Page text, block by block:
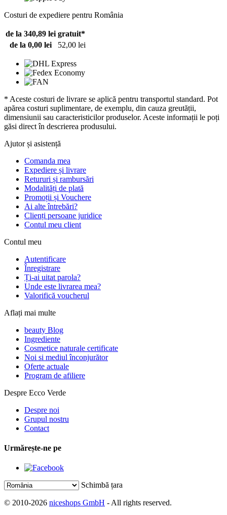
Costuri de expediere pentru România
de la 340,89 lei gratuit*
de la 0,00 lei
52,00 lei
* Aceste costuri de livrare se aplică pentru transportul standard. Pot
apărea costuri suplimentare, de exemplu, din cauza greutății,
dimensiunii sau caracteristicilor produselor. Aceste informații le poți
găsi direct în descrierea produsului.
Ajutor și asistență
Comanda mea
Expediere și livrare
Retururi și rambursări
Modalități de plată
Promoții și Vouchere
Ai alte întrebări?
Clienți persoane juridice
Contul meu client
Contul meu
Autentificare
Înregistrare
Ți-ai uitat parola?
Unde este livrarea mea?
Valorifică voucherul
Aflați mai multe
beauty Blog
Ingrediente
Cosmetice naturale certificate
Noi si mediul înconjurător
Oferte actuale
Program de afiliere
Despre Ecco Verde
Despre noi
Grupul nostru
Contact
Urmărește-ne pe
Schimbă țara
© 2010-2026 niceshops GmbH - All rights reserved.